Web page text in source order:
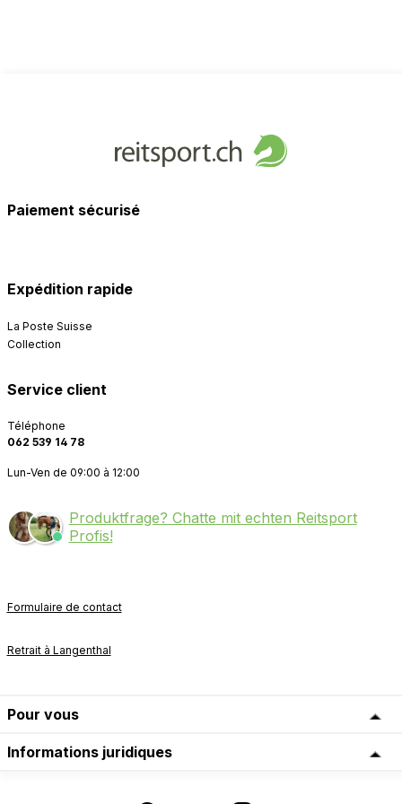
Paiement sécurisé
Expédition rapide
La Poste Suisse
Collection
Service client
Téléphone
062 539 14 78
Lun-Ven de 09:00 à 12:00
Produktfrage? Chatte mit echten Reitsport
Profis!
Formulaire de contact
Retrait à Langenthal
Pour vous
Informations juridiques